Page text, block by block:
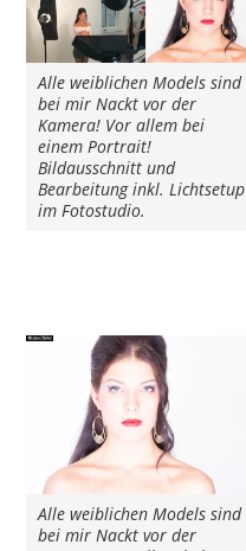
Alle weiblichen Models sind
bei mir Nackt vor der
Kamera! Vor allem bei
einem Portrait!
Bildausschnitt und
Bearbeitung inkl. Lichtsetup
im Fotostudio.
Alle weiblichen Models sind
bei mir Nackt vor der